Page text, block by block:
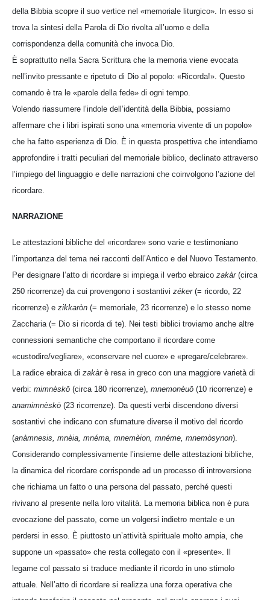
della Bibbia scopre il suo vertice nel «memoriale liturgico». In esso si
trova la sintesi della Parola di Dio rivolta all’uomo e della
corrispondenza della comunità che invoca Dio.
È soprattutto nella Sacra Scrittura che la memoria viene evocata
nell’invito pressante e ripetuto di Dio al popolo: «Ricorda!». Questo
comando è tra le «parole della fede» di ogni tempo.
Volendo riassumere l’indole dell’identità della Bibbia, possiamo
affermare che i libri ispirati sono una «memoria vivente di un popolo»
che ha fatto esperienza di Dio. È in questa prospettiva che intendiamo
approfondire i tratti peculiari del memoriale biblico, declinato attraverso
l’impiego del linguaggio e delle narrazioni che coinvolgono l’azione del
ricordare.
NARRAZIONE
Le attestazioni bibliche del «ricordare» sono varie e testimoniano
l’importanza del tema nei racconti dell’Antico e del Nuovo Testamento.
Per designare l’atto di ricordare si impiega il verbo ebraico zakàr(circa
250 ricorrenze) da cui provengono i sostantivi zéker(= ricordo, 22
ricorrenze) e zikkaròn (= memoriale, 23 ricorrenze) e lo stesso nome
Zaccharia (= Dio si ricorda di te). Nei testi biblici troviamo anche altre
connessioni semantiche che comportano il ricordare come
«custodire/vegliare», «conservare nel cuore» e «pregare/celebrare».
La radice ebraica di zakàrè resa in greco con una maggiore varietà di
verbi: mimnèskō (circa 180 ricorrenze), mnemonèuō (10 ricorrenze) e
anamimnèskō (23 ricorrenze). Da questi verbi discendono diversi
sostantivi che indicano con sfumature diverse il motivo del ricordo
(anàmnesis, mnèia, mnéma, mnemèion, mnéme, mnemòsynon).
Considerando complessivamente l’insieme delle attestazioni bibliche,
la dinamica del ricordare corrisponde ad un processo di introversione
che richiama un fatto o una persona del passato, perché questi
rivivano al presente nella loro vitalità. La memoria biblica non è pura
evocazione del passato, come un volgersi indietro mentale e un
perdersi in esso. È piuttosto un’attività spirituale molto ampia, che
suppone un «passato» che resta collegato con il «presente». Il
legame col passato si traduce mediante il ricordo in uno stimolo
attuale. Nell’atto di ricordare si realizza una forza operativa che